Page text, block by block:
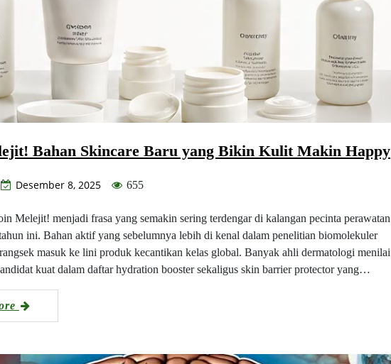
Bahan Skincare Baru yang Bikin Kulit Makin Happy
Desember 8, 2025 655
Melejit! menjadi frasa yang semakin sering terdengar di kalangan pecinta perawatan
ini. Bahan aktif yang sebelumnya lebih di kenal dalam penelitian biomolekuler
masuk ke lini produk kecantikan kelas global. Banyak ahli dermatologi menilai
kuat dalam daftar hydration booster sekaligus skin barrier protector yang…